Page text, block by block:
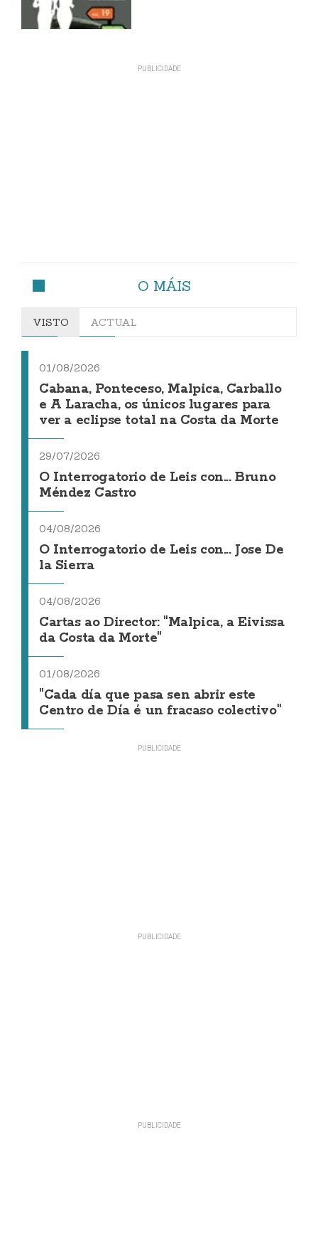
O MÁIS
VISTO ACTUAL
01/08/2026
Cabana, Ponteceso, Malpica, Carballo
e A Laracha, os únicos lugares para
ver a eclipse total na Costa da Morte
29/07/2026
O Interrogatorio de Leis con... Bruno
Méndez Castro
04/08/2026
O Interrogatorio de Leis con... Jose De
la Sierra
04/08/2026
Cartas ao Director: "Malpica, a Eivissa
da Costa da Morte"
01/08/2026
"Cada día que pasa sen abrir este
Centro de Día é un fracaso colectivo"